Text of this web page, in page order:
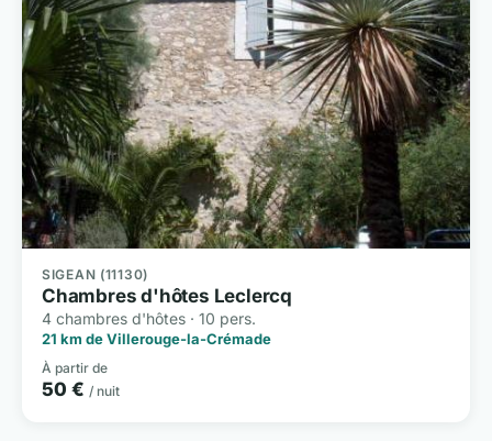
SIGEAN (11130)
Chambres d'hôtes Leclercq
4 chambres d'hôtes · 10 pers.
21 km de Villerouge-la-Crémade
À partir de
50 € / nuit